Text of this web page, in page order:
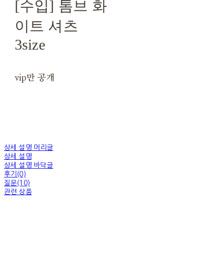
[수입] 톰브 화
이트 셔츠
3size
vip만 공개
상세 설명 머리글
상세 설명
상세 설명 바닥글
후기(0)
질문(10)
관련 상품